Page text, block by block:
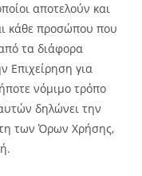
αποτελούν και
κάθε προσώπου που
τα διάφορα
Επιχείρηση για
νόμιμο τρόπο
δηλώνει την
των Όρων Χρήσης,